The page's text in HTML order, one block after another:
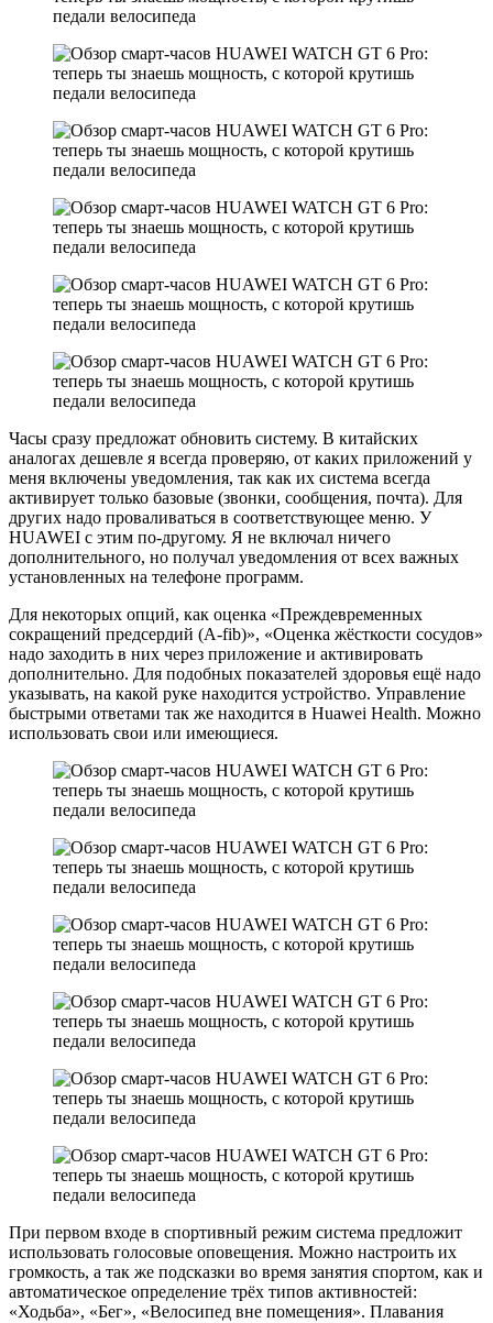
Часы сразу предложат обновить систему. В китайских
аналогах дешевле я всегда проверяю, от каких приложений у
меня включены уведомления, так как их система всегда
активирует только базовые (звонки, сообщения, почта). Для
других надо проваливаться в соответствующее меню. У
HUAWEI с этим по-другому. Я не включал ничего
дополнительного, но получал уведомления от всех важных
установленных на телефоне программ.
Для некоторых опций, как оценка «Преждевременных
сокращений предсердий (A-fib)», «Оценка жёсткости сосудов»
надо заходить в них через приложение и активировать
дополнительно. Для подобных показателей здоровья ещё надо
указывать, на какой руке находится устройство. Управление
быстрыми ответами так же находится в Huawei Health. Можно
использовать свои или имеющиеся.
При первом входе в спортивный режим система предложит
использовать голосовые оповещения. Можно настроить их
громкость, а так же подсказки во время занятия спортом, как и
автоматическое определение трёх типов активностей:
«Ходьба», «Бег», «Велосипед вне помещения». Плавания